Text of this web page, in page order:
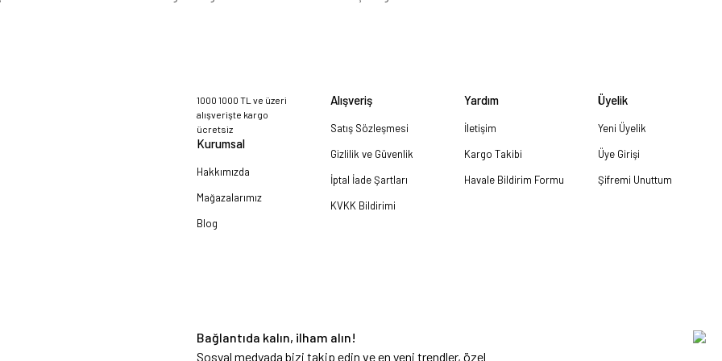
1000 1000 TL ve üzeri
alışverişte kargo
ücretsiz
Kurumsal
Hakkımızda
Mağazalarımız
Blog
Alışveriş
Satış Sözleşmesi
Gizlilik ve Güvenlik
İptal İade Şartları
KVKK Bildirimi
Yardım
İletişim
Kargo Takibi
Havale Bildirim Formu
Üyelik
Yeni Üyelik
Üye Girişi
Şifremi Unuttum
Bağlantıda kalın, ilham alın!
Sosyal medyada bizi takip edin ve en yeni trendler, özel